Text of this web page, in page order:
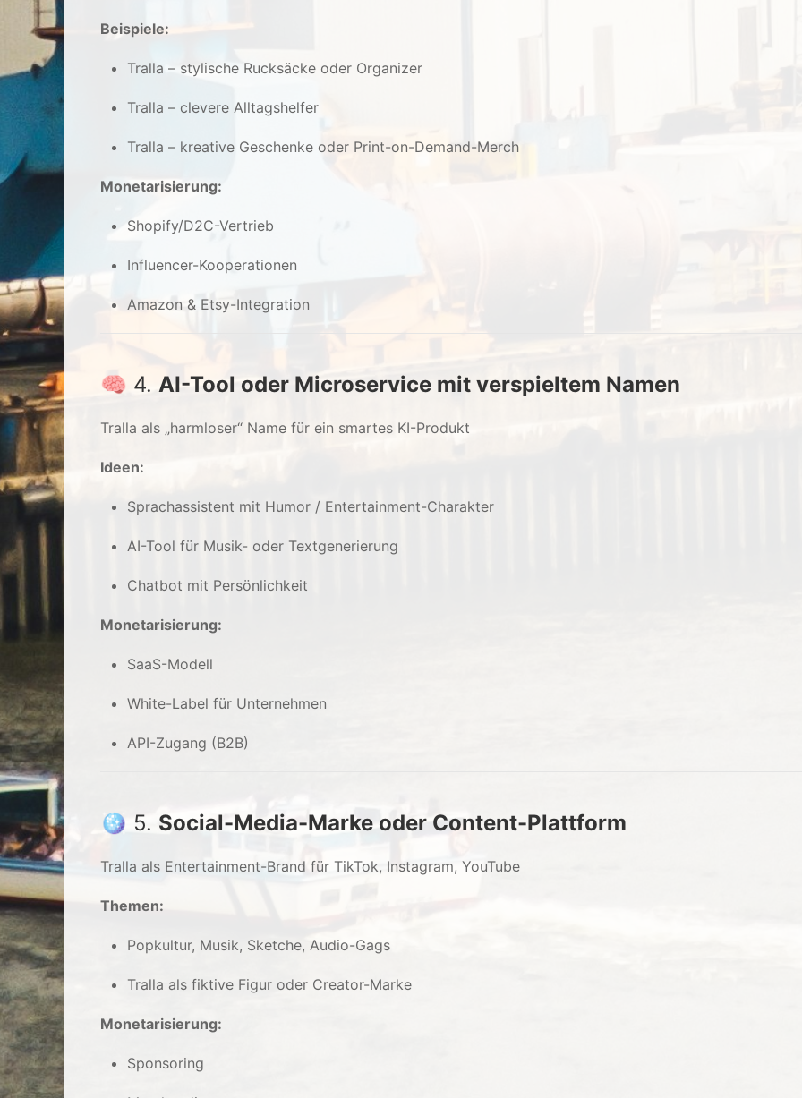
Beispiele:
Tralla – stylische Rucksäcke oder Organizer
Tralla – clevere Alltagshelfer
Tralla – kreative Geschenke oder Print-on-Demand-Merch
Monetarisierung:
Shopify/D2C-Vertrieb
Influencer-Kooperationen
Amazon & Etsy-Integration
🧠 4. AI-Tool oder Microservice mit verspieltem Namen
Tralla als „harmloser“ Name für ein smartes KI-Produkt
Ideen:
Sprachassistent mit Humor / Entertainment-Charakter
AI-Tool für Musik- oder Textgenerierung
Chatbot mit Persönlichkeit
Monetarisierung:
SaaS-Modell
White-Label für Unternehmen
API-Zugang (B2B)
🪩 5. Social-Media-Marke oder Content-Plattform
Tralla als Entertainment-Brand für TikTok, Instagram, YouTube
Themen:
Popkultur, Musik, Sketche, Audio-Gags
Tralla als fiktive Figur oder Creator-Marke
Monetarisierung:
Sponsoring